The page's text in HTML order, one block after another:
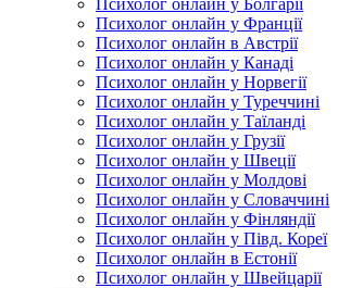
Психолог онлайн у Болгарії
Психолог онлайн у Франції
Психолог онлайн в Австрії
Психолог онлайн у Канаді
Психолог онлайн у Норвегії
Психолог онлайн у Туреччині
Психолог онлайн у Таїланді
Психолог онлайн у Грузії
Психолог онлайн у Швеції
Психолог онлайн у Молдові
Психолог онлайн у Словаччині
Психолог онлайн у Фінляндії
Психолог онлайн у Півд. Кореї
Психолог онлайн в Естонії
Психолог онлайн у Швейцарії